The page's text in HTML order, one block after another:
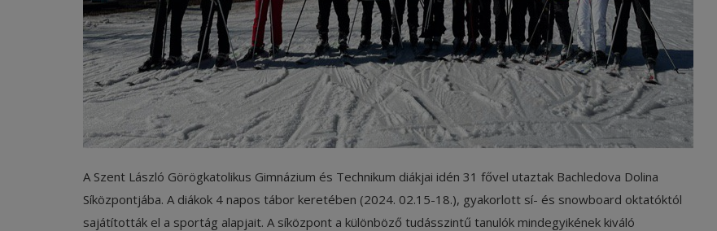
A Szent László Görögkatolikus Gimnázium és Technikum diákjai idén 31 fővel utaztak Bachledova Dolina
Síközpontjába. A diákok 4 napos tábor keretében (2024. 02.15-18.), gyakorlott sí- és snowboard oktatóktól
sajátították el a sportág alapjait. A síközpont a különböző tudásszintű tanulók mindegyikének kiváló